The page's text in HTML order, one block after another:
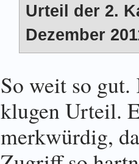
Urteil der 2.
Dezember
So weit so
klugen Urteil.
merkwürdig,